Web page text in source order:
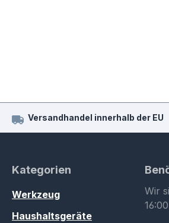
Versandhandel innerhalb der EU
Kategorien
Werkzeug
Haushaltsgeräte
Wir